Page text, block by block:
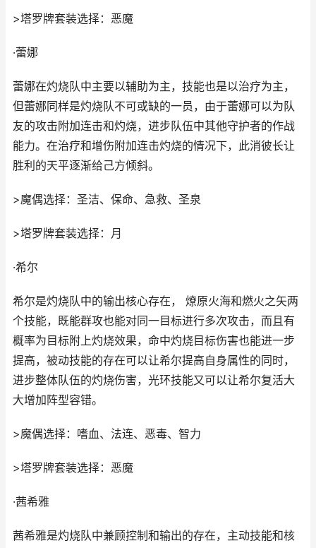
>塔罗牌套装选择：恶魔
·蕾娜
蕾娜在灼烧队中主要以辅助为主，技能也是以治疗为主，
但蕾娜同样是灼烧队不可或缺的一员，由于蕾娜可以为队
友的攻击附加连击和灼烧，进步队伍中其他守护者的作战
能力。在治疗和增伤附加连击灼烧的情况下，此消彼长让
胜利的天平逐渐给己方倾斜。
>魔偶选择：圣洁、保命、急救、圣泉
>塔罗牌套装选择：月
·希尔
希尔是灼烧队中的输出核心存在， 燎原火海和燃火之矢两
个技能，既能群攻也能对同一目标进行多次攻击，而且有
概率为目标附上灼烧效果，命中灼烧目标伤害也能进一步
提高，被动技能的存在可以让希尔提高自身属性的同时，
进步整体队伍的灼烧伤害，光环技能又可以让希尔复活大
大增加阵型容错。
>魔偶选择：嗜血、法连、恶毒、智力
>塔罗牌套装选择：恶魔
·茜希雅
茜希雅是灼烧队中兼顾控制和输出的存在，主动技能和核